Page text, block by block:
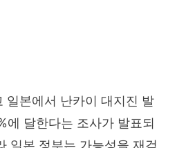
일본에서 난카이 대지진 발
에 달한다는 조사가 발표되
일본 정부는 가능성을 재검